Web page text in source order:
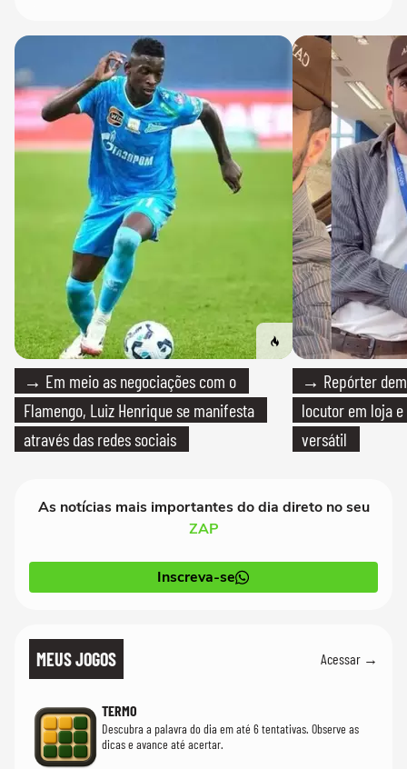
→ Em meio as negociações com o
Flamengo, Luiz Henrique se manifesta
através das redes sociais
→ Repórter
locutor em loja
versátil
As notícias mais importantes do dia direto no seu
ZAP
Inscreva-se
MEUS JOGOS Acessar →
TERMO
Descubra a palavra do dia em até 6 tentativas. Observe as
dicas e avance até acertar.